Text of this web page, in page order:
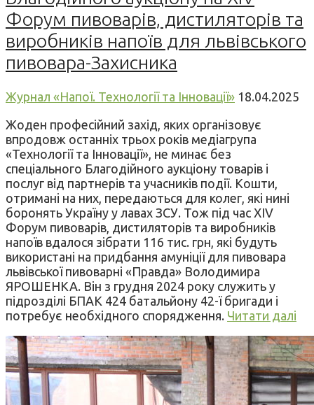
Форум пивоварів, дистиляторів та
виробників напоїв для львівського
пивовара-Захисника
Журнал «Напої. Технології та Інновації» 18.04.2025
Жоден професійний захід, яких організовує
впродовж останніх трьох років медіагрупа
«Технології та Інновації», не минає без
спеціального Благодійного аукціону товарів і
послуг від партнерів та учасників події. Кошти,
отримані на них, передаються для колег, які нині
боронять Україну у лавах ЗСУ. Тож під час XIV
Форум пивоварів, дистиляторів та виробників
напоїв вдалося зібрати 116 тис. грн, які будуть
використані на придбання амуніції для пивовара
львівської пивоварні «Правда» Володимира
ЯРОШЕНКА. Він з грудня 2024 року служить у
підрозділі БПАК 424 батальйону 42-ї бригади і
потребує необхідного спорядження. Читати далі